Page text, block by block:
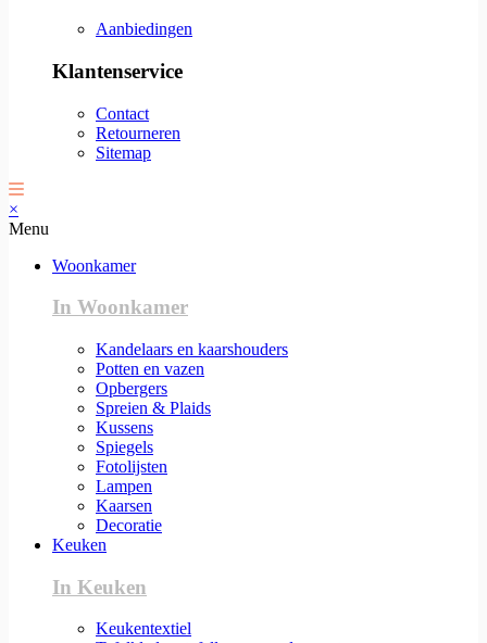
Aanbiedingen
Klantenservice
Contact
Retourneren
Sitemap
×
Menu
Woonkamer
In Woonkamer
Kandelaars en kaarshouders
Potten en vazen
Opbergers
Spreien & Plaids
Kussens
Spiegels
Fotolijsten
Lampen
Kaarsen
Decoratie
Keuken
In Keuken
Keukentextiel